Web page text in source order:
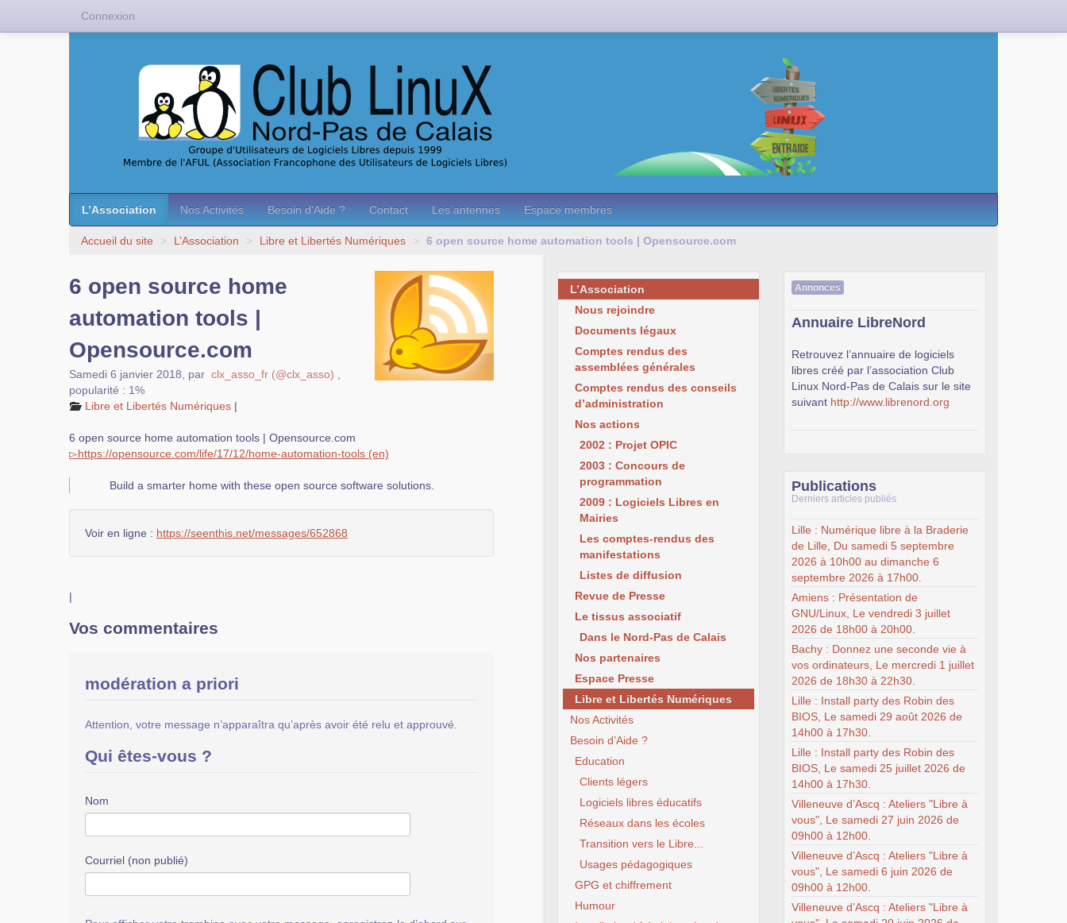
L’Association Nos Activités Besoin d’Aide ? Contact Les antennes Espace membres
Accueil du site > L’Association > Libre et Libertés Numériques > 6 open source home automation tools | Opensource.com
6 open source home
automation tools |
Opensource.com
Samedi 6 janvier 2018 par clx_asso_fr (@clx_asso)
popularité : 1%
Libre et Libertés Numériques |
6 open source home automation tools | Opensource.com
▻https://opensource.com/life/17/12/home-automation-tools
Build a smarter home with these open source software solutions.
Voir en ligne : https://seenthis.net/messages/652868
|
Vos commentaires
modération a priori
Attention, votre message n’apparaîtra qu’après avoir été relu et approuvé.
Qui êtes-vous ?
Nom
Courriel (non publié)
L’Association
Nous rejoindre
Documents légaux
Comptes rendus des
assemblées générales
Comptes rendus des conseils
d’administration
Nos actions
2002 : Projet OPIC
2003 : Concours de
programmation
2009 : Logiciels Libres en
Mairies
Les comptes-rendus des
manifestations
Listes de diffusion
Revue de Presse
Le tissus associatif
Dans le Nord-Pas de Calais
Nos partenaires
Espace Presse
Libre et Libertés Numériques
Nos Activités
Besoin d’Aide ?
Education
Clients légers
Logiciels libres éducatifs
Réseaux dans les écoles
Transition vers le Libre...
Usages pédagogiques
GPG et chiffrement
Humour
Annonces
Annuaire LibreNord
Retrouvez l’annuaire de logiciels
libres créé par l’association Club
Linux Nord-Pas de Calais sur le site
suivant http://www.librenord.org
Publications
Derniers articles publiés
Lille : Numérique libre à la Braderie
de Lille, Du samedi 5 septembre
2026 à 10h00 au dimanche 6
septembre 2026 à 17h00.
Amiens : Présentation de
GNU/Linux, Le vendredi 3 juillet
2026 de 18h00 à 20h00.
Bachy : Donnez une seconde vie à
vos ordinateurs, Le mercredi 1 juillet
2026 de 18h30 à 22h30.
Lille : Install party des Robin des
BIOS, Le samedi 29 août 2026 de
14h00 à 17h30.
Lille : Install party des Robin des
BIOS, Le samedi 25 juillet 2026 de
14h00 à 17h30.
Villeneuve d’Ascq : Ateliers "Libre à
vous", Le samedi 27 juin 2026 de
09h00 à 12h00.
Villeneuve d’Ascq : Ateliers "Libre à
vous", Le samedi 6 juin 2026 de
09h00 à 12h00.
Villeneuve d’Ascq : Ateliers "Libre à
Connexion